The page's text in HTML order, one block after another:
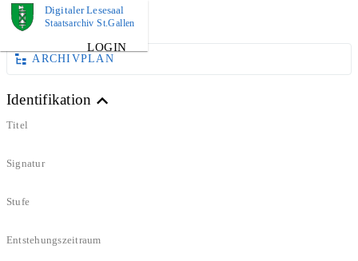
Digitaler Lesesaal
Staatsarchiv St.Gallen
LOGIN
DOKUMENT
ARCHIVPLAN
Identifikation
Titel
Signatur
Stufe
Entstehungszeitraum